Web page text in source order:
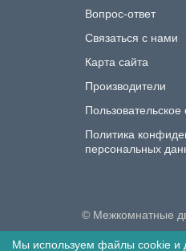
Вопрос-ответ
Связаться с нами
Карта сайта
Производители
Политика
персональных
© Межкомнатные
Мы используем файлы cookie и